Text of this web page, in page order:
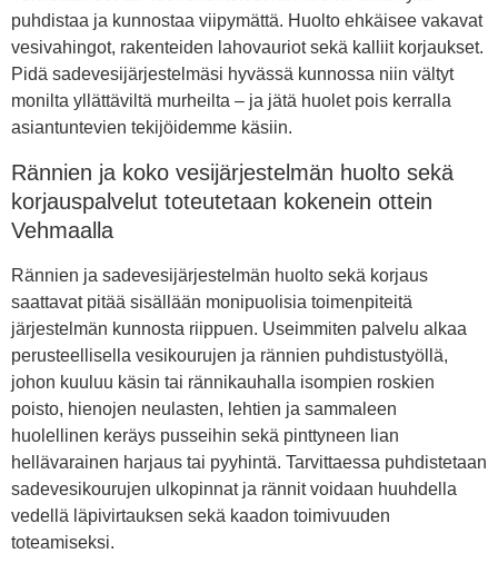
puhdistaa ja kunnostaa viipymättä. Huolto ehkäisee vakavat
vesivahingot, rakenteiden lahovauriot sekä kalliit korjaukset.
Pidä sadevesijärjestelmäsi hyvässä kunnossa niin vältyt
monilta yllättäviltä murheilta – ja jätä huolet pois kerralla
asiantuntevien tekijöidemme käsiin.
Rännien ja koko vesijärjestelmän huolto sekä
korjauspalvelut toteutetaan kokenein ottein
Vehmaalla
Rännien ja sadevesijärjestelmän huolto sekä korjaus
saattavat pitää sisällään monipuolisia toimenpiteitä
järjestelmän kunnosta riippuen. Useimmiten palvelu alkaa
perusteellisella vesikourujen ja rännien puhdistustyöllä,
johon kuuluu käsin tai rännikauhalla isompien roskien
poisto, hienojen neulasten, lehtien ja sammaleen
huolellinen keräys pusseihin sekä pinttyneen lian
hellävarainen harjaus tai pyyhintä. Tarvittaessa puhdistetaan
sadevesikourujen ulkopinnat ja rännit voidaan huuhdella
vedellä läpivirtauksen sekä kaadon toimivuuden
toteamiseksi.